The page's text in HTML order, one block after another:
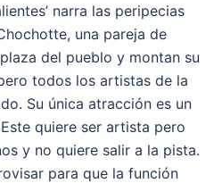
narra las peripecias
una pareja de
del pueblo y montan su
todos los artistas de la
Su única atracción es un
quiere ser artista pero
y no quiere salir a la pista.
para que la función